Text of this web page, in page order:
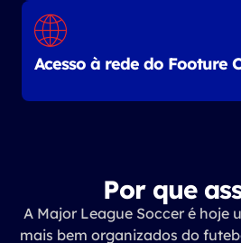
Acesso à rede do Footure
Por que
A Major League Soccer é hoje
mais bem organizados do